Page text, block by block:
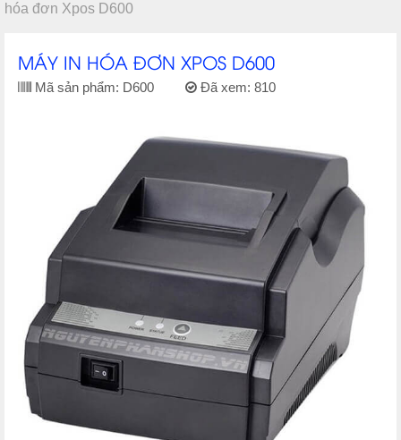
hóa đơn Xpos D600
MÁY IN HÓA ĐƠN XPOS D600
Mã sản phẩm: D600 Đã xem: 810